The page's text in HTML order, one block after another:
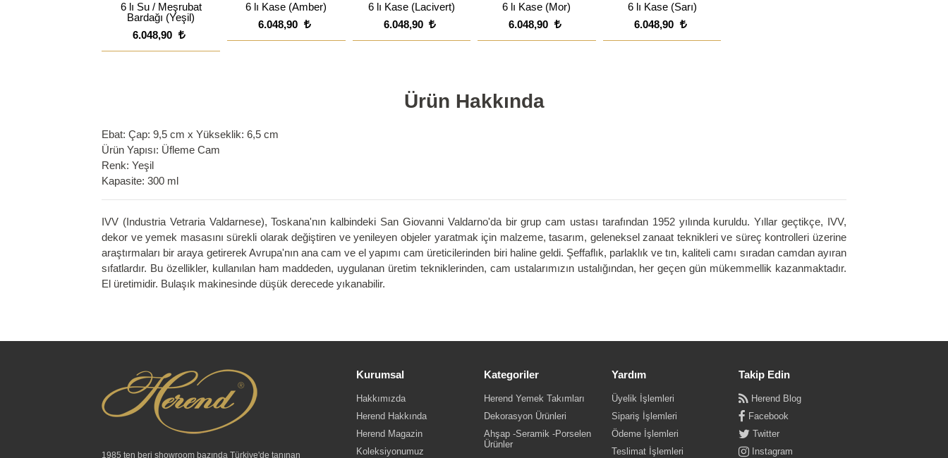
6 lı Su / Meşrubat
Bardağı (Yeşil)
6.048,90
6 lı Kase (Amber)
6.048,90
6 lı Kase (Lacivert)
6.048,90
6 lı Kase (Mor)
6.048,90
6 lı Kase (Sarı)
6.048,90
Ürün Hakkında
Ebat: Çap: 9,5 cm x Yükseklik: 6,5 cm
Ürün Yapısı: Üfleme Cam
Renk: Yeşil
Kapasite: 300 ml
IVV (Industria Vetraria Valdarnese), Toskana'nın kalbindeki San Giovanni Valdarno'da bir grup cam ustası tarafından 1952 yılında kuruldu. Yıllar geçtikçe, IVV,
dekor ve yemek masasını sürekli olarak değiştiren ve yenileyen objeler yaratmak için malzeme, tasarım, geleneksel zanaat teknikleri ve süreç kontrolleri üzerine
araştırmaları bir araya getirerek Avrupa'nın ana cam ve el yapımı cam üreticilerinden biri haline geldi. Şeffaflık, parlaklık ve tın, kaliteli camı sıradan camdan ayıran
sıfatlardır. Bu özellikler, kullanılan ham maddeden, uygulanan üretim tekniklerinden, cam ustalarımızın ustalığından, her geçen gün mükemmellik kazanmaktadır.
El üretimidir. Bulaşık makinesinde düşük derecede yıkanabilir.
1985 ten beri showroom bazında Türkiye'de tanınan
Kurumsal
Hakkımızda
Herend Hakkında
Herend Magazin
Koleksiyonumuz
Kategoriler
Herend Yemek Takımları
Dekorasyon Ürünleri
Ahşap -Seramik -Porselen
Ürünler
Yardım
Üyelik İşlemleri
Sipariş İşlemleri
Ödeme İşlemleri
Teslimat İşlemleri
Takip Edin
Herend Blog
Facebook
Twitter
Instagram